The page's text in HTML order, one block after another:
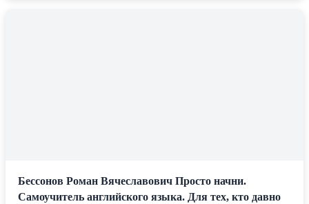
Бессонов Роман Вячеславович Просто начни.
Самоучитель английского языка. Для тех, кто давно